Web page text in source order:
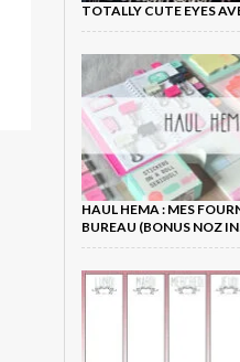
TOTALLY CUTE EYES
HAUL HEMA : MES
BUREAU (BONUS NOZ